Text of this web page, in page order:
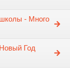
- Много
Год